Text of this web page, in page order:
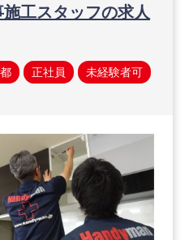
工スタッフの求人
正社員 未経験者可